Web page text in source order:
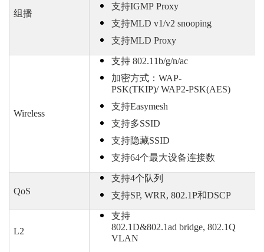
组播
支持IGMP Proxy
支持MLD v1/v2 snooping
支持MLD Proxy
Wireless
支持 802.11b/g/n/ac
加密方式：WAP-
PSK(TKIP)/ WAP2-PSK(AES)
支持Easymesh
支持多SSID
支持隐藏SSID
支持64个最大设备连接数
QoS
支持4个队列
支持SP, WRR, 802.1P和DSCP
L2
支持
802.1D&802.1ad bridge, 802.1Q
VLAN